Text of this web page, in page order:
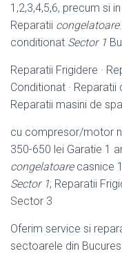
1,2,3,4,5,6, precum si
Reparatii congelatoare
conditionat Sector 1
Reparatii Frigidere ·
Conditionat ·
Reparatii masini de
cu compresor/motor
350-650 lei Garatie 1
congelatoarecasnice
Sector 1; Reparatii
Sector 3
Oferim service si
sectoarele din